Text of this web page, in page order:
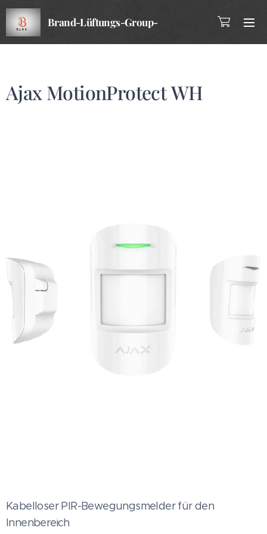
Brand-Lüftungs-Group-
Ajax MotionProtect WH
Kabelloser PIR-Bewegungsmelder für den
Innenbereich